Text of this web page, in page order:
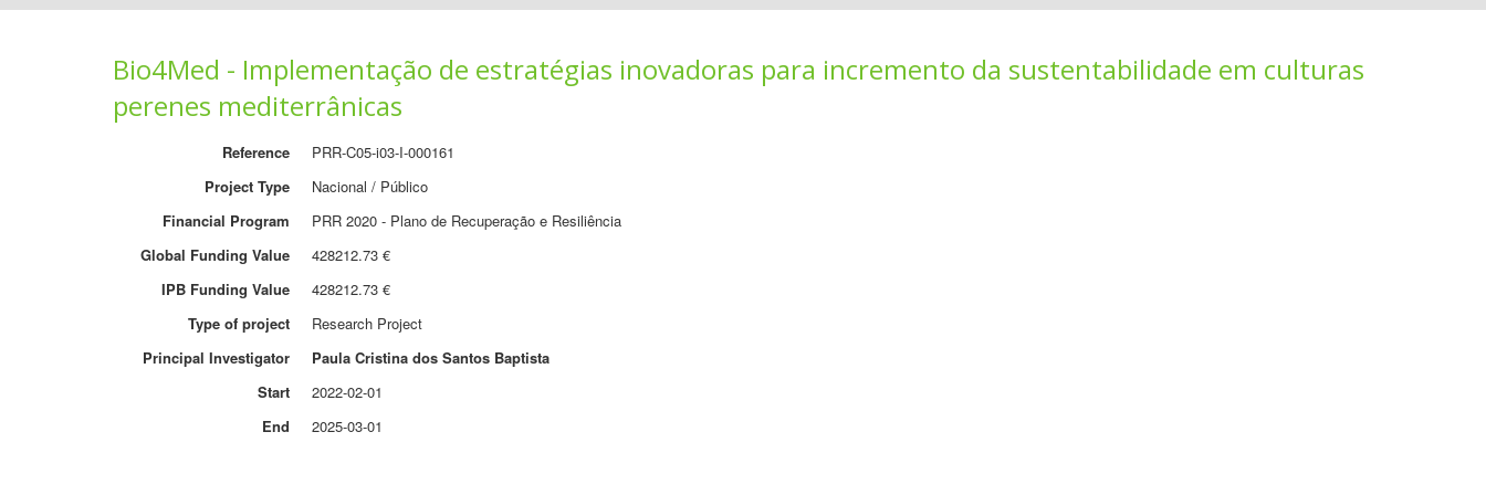
Bio4Med - Implementação de estratégias inovadoras para incremento da sustentabilidade em culturas
perenes mediterrânicas
Reference
PRR-C05-i03-I-000161
Project Type
Nacional / Público
Financial Program
PRR 2020 - Plano de Recuperação e Resiliência
Global Funding Value
428212.73 €
IPB Funding Value
428212.73 €
Type of project
Research Project
Principal Investigator
Paula Cristina dos Santos Baptista
Start
2022-02-01
End
2025-03-01